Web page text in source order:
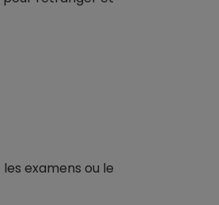
examens ou le